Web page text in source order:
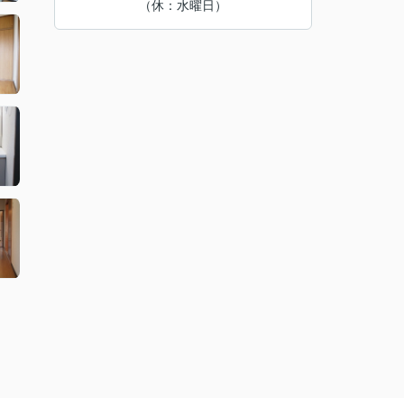
（休：水曜日）